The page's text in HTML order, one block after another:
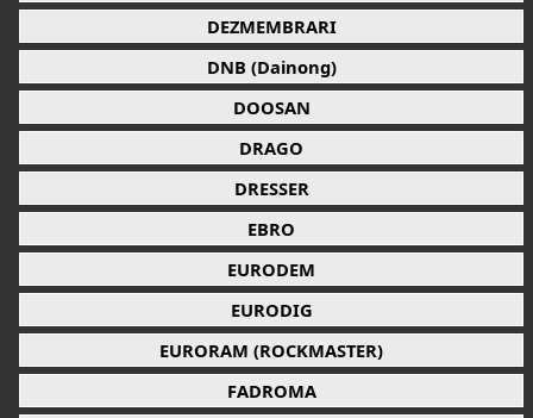
DEZMEMBRARI
DNB (Dainong)
DOOSAN
DRAGO
DRESSER
EBRO
EURODEM
EURODIG
EURORAM (ROCKMASTER)
FADROMA